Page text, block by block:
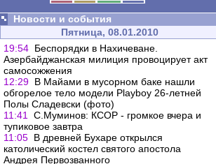
Новости и события
Пятница, 08.01.2010
19:54 Беспорядки в Нахичеване.
Азербайджанская милиция провоцирует акт
самосожжения
12:29 В Майами в мусорном баке нашли
обгорелое тело модели Playboy 26-летней
Полы Сладевски (фото)
11:41
С.Муминов: КСОР - громкое вчера и
тупиковое завтра
11:05 В древней Бухаре открылся
католический костел святого апостола
Андрея Первозванного